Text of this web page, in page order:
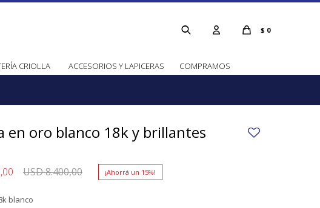
CRIOLLA ACCESORIOS Y LAPICERAS COMPRAMOS
$ 0
en oro blanco 18k y brillantes
USD8.400,00 15
blanco